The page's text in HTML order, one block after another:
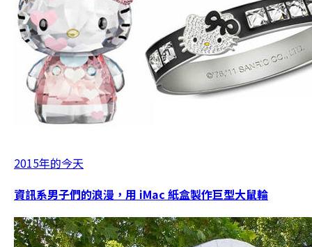
2015年的今天
資訊系男子們的浪漫，用 iMac 紙盒製作巨型大鼠輪